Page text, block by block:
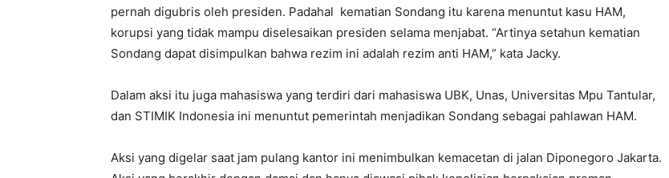
pernah digubris oleh presiden. Padahal kematian Sondang itu karena menuntut kasu HAM,
korupsi yang tidak mampu diselesaikan presiden selama menjabat. “Artinya setahun kematian
Sondang dapat disimpulkan bahwa rezim ini adalah rezim anti HAM,” kata Jacky.
Dalam aksi itu juga mahasiswa yang terdiri dari mahasiswa UBK, Unas, Universitas Mpu Tantular,
dan STIMIK Indonesia ini menuntut pemerintah menjadikan Sondang sebagai pahlawan HAM.
Aksi yang digelar saat jam pulang kantor ini menimbulkan kemacetan di jalan Diponegoro Jakarta.